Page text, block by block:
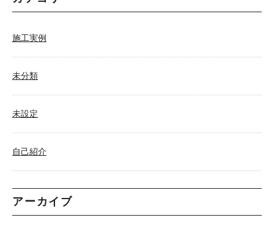
施工実例
未分類
未設定
自己紹介
アーカイブ